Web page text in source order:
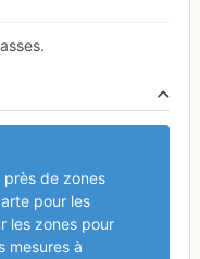
près de zones
pour les
les zones pour
mesures à